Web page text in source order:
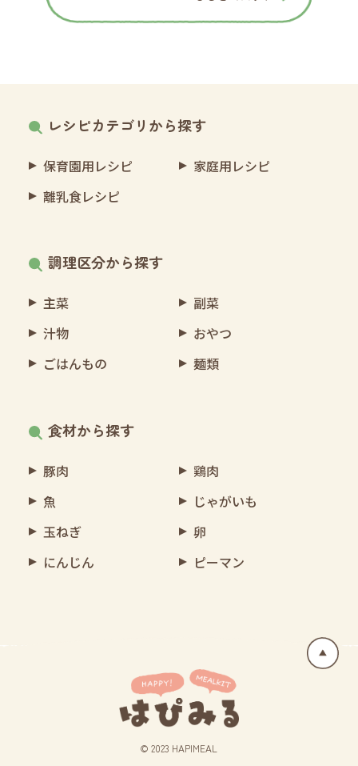
レシピカテゴリから探す
保育園用レシピ
家庭用レシピ
離乳食レシピ
調理区分から探す
主菜
副菜
汁物
おやつ
ごはんもの
麺類
食材から探す
豚肉
鶏肉
魚
じゃがいも
玉ねぎ
卵
にんじん
ピーマン
© 2023 HAPIMEAL